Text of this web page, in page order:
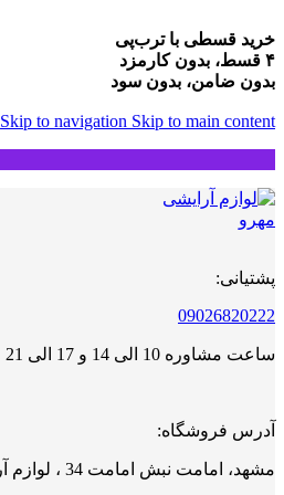
خرید قسطی با ترب‌پی
۴ قسط، بدون کارمزد
بدون ضامن، بدون سود
Skip to navigation Skip to main content
پشتیانی:
09026820222
ساعت مشاوره 10 الی 14 و 17 الی 21
آدرس فروشگاه:
مشهد، امامت نبش امامت 34 ، لوازم آرایش مهرو